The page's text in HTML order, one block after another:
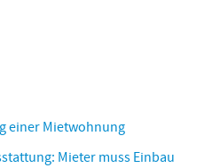
einer Mietwohnung
Mieter muss Einbau